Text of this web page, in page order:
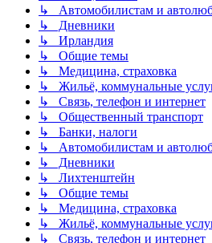
↳ Автомобилистам и
↳ Дневники
↳ Ирландия
↳ Общие темы
↳ Медицина, страховка
↳ Жильё, коммунальные
↳ Связь, телефон и интернет
↳ Общественный транспорт
↳ Банки, налоги
↳ Автомобилистам и
↳ Дневники
↳ Лихтенштейн
↳ Общие темы
↳ Медицина, страховка
↳ Жильё, коммунальные
↳ Связь, телефон и интернет